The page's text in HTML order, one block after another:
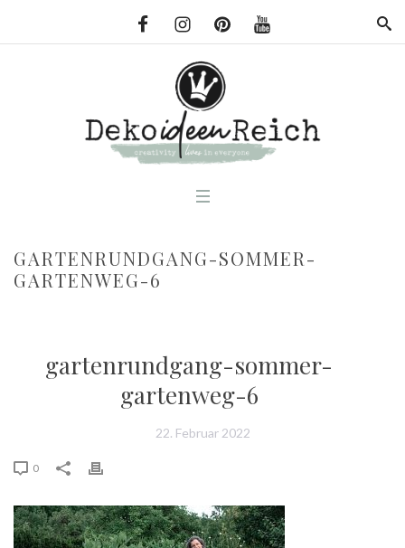
GARTENRUNDGANG-SOMMER-
GARTENWEG-6
gartenrundgang-sommer-
gartenweg-6
22. Februar 2022
0